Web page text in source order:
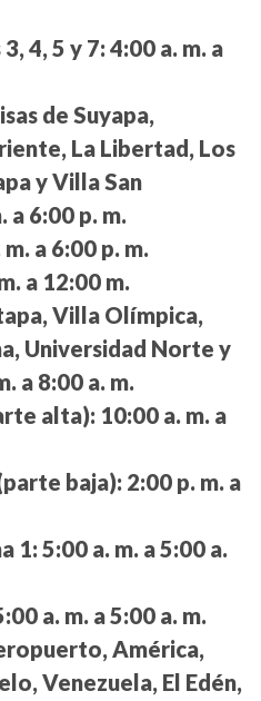
4, 5 y 7: 4:00 a. m. a
de Suyapa,
La Libertad, Los
y Villa San
a 6:00 p. m.
a 6:00 p. m.
a 12:00 m.
Villa Olímpica,
Universidad Norte y
a 8:00 a. m.
alta): 10:00 a. m. a
baja): 2:00 p. m. a
1: 5:00 a. m. a 5:00 a.
a. m. a 5:00 a. m.
América,
Venezuela, El Edén,